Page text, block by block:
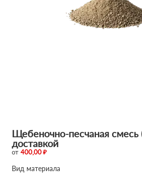
Щебеночно-песчаная
доставкой
от 400,00 ₽
Вид материала